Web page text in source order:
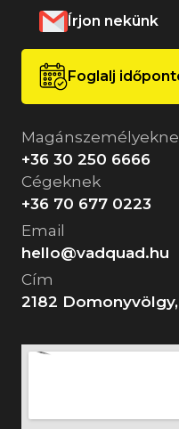
Írjon nekünk
Foglalj
+36 30 250 6666
Cégeknek
+36 70 677 0223
Email
hello@vadquad.hu
Cím
2182